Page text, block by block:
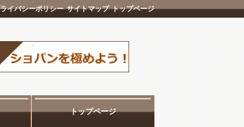
トップページ
サイトマップ
イバシーポリシー
トップページ